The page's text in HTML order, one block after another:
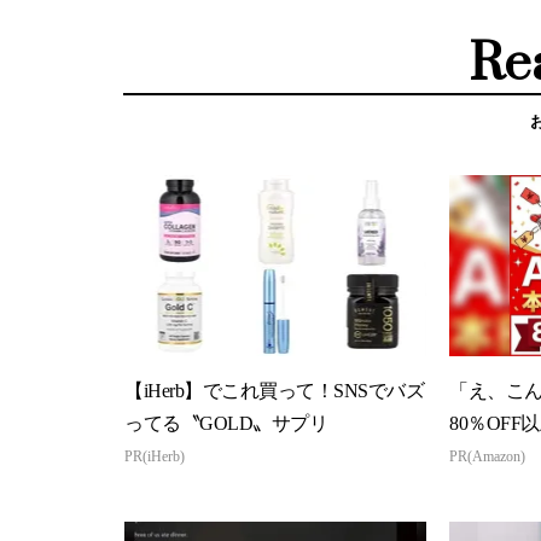
【iHerb】でこれ買って！SNSでバズ
ってる〝GOLD〟サプリ
PR(iHerb)
「え、こ
80％OFF
本気が...
PR(Amazon)